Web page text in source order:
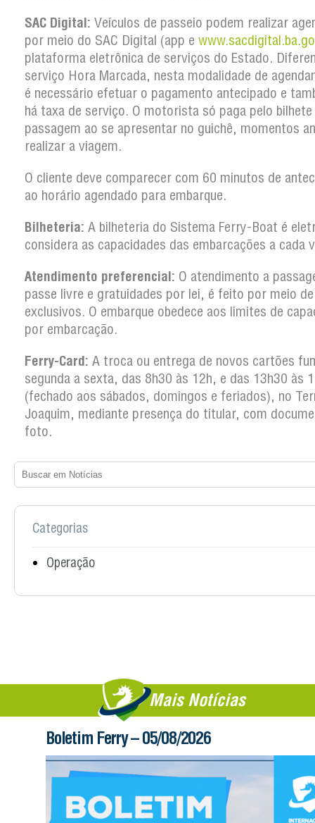
SAC Digital: Veículos de passeio podem realizar
por meio do SAC Digital (app e
plataforma eletrônica de serviços do Estado.
serviço Hora Marcada, nesta modalidade de
é necessário efetuar o pagamento antecipado e
há taxa de serviço. O motorista só paga pelo bilhete
passagem ao se apresentar no guichê, momentos
realizar a viagem.
O cliente deve comparecer com 60 minutos de
ao horário agendado para embarque.
Bilheteria: A bilheteria do Sistema Ferry-Boat é
considera as capacidades das embarcações a cada
Atendimento preferencial: O atendimento a
passe livre e gratuidades por lei, é feito por meio
exclusivos. O embarque obedece aos limites de
por embarcação.
Ferry-Card: A troca ou entrega de novos cartões
segunda a sexta, das 8h30 às 12h, e das 13h30 às
(fechado aos sábados, domingos e feriados), no
Joaquim, mediante presença do titular, com
foto.
Categorias
Operação
Mais Notícias
Boletim Ferry – 05/08/2026